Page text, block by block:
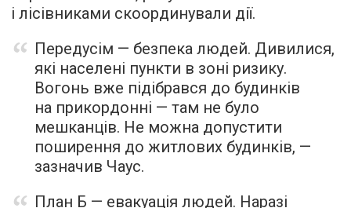
і лісівниками скоординували дії.
Передусім — безпека людей. Дивилися,
які населені пункти в зоні ризику.
Вогонь вже підібрався до будинків
на прикордонні — там не було
мешканців. Не можна допустити
поширення до житлових будинків, —
зазначив Чаус.
План Б — евакуація людей. Наразі